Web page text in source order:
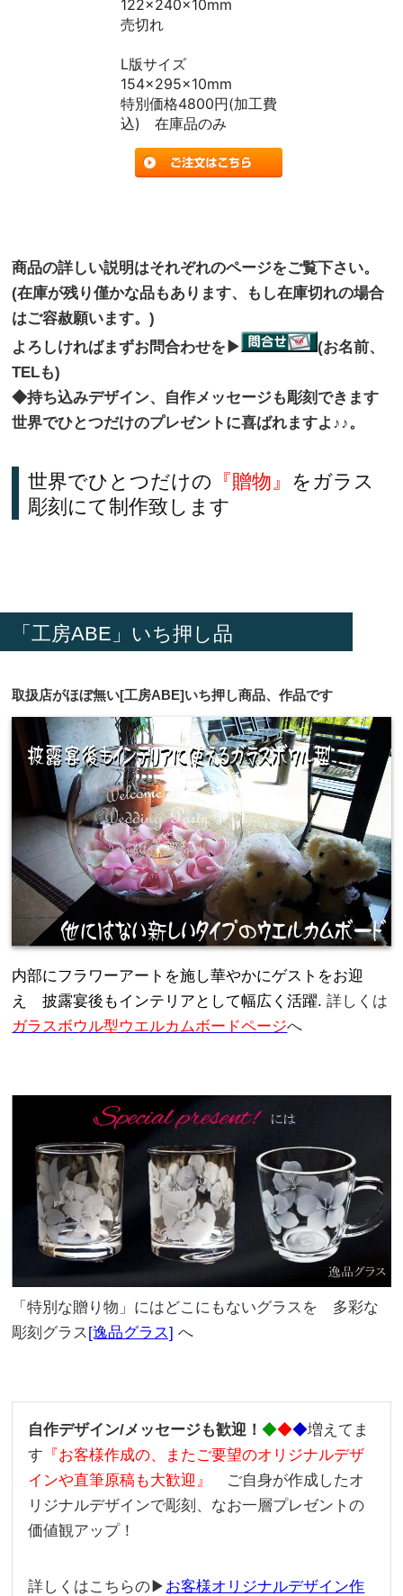
122x240x10mm
売切れ
L版サイズ
154x295x10mm
特別価格4800円(加工費
込) 在庫品のみ
商品の詳しい説明はそれぞれのページをご覧下さい。
(在庫が残り僅かな品もあります、もし在庫切れの場合
はご容赦願います。)
よろしければまずお問合わせを▶
(お名前、
TELも)
◆持ち込みデザイン、自作メッセージも彫刻できます
世界でひとつだけのプレゼント に喜ばれますよ♪♪。
世界でひとつだけの 『贈物』 をガラス
彫刻にて制作致します
「工房ABE」いち押し品
取扱店がほぼ無い[工房ABE]いち押し商品、作品です
内部にフラワーアートを施し華やかにゲストをお迎
え 披露宴後もインテリアとして幅広く活躍. 詳しくは
ガラスボウル型ウエルカムボードページへ
「特別な贈り物」にはどこにもないグラスを 多彩な
彫刻グラス[逸品グラス] へ
自作デザイン/メッセージも歓迎！◆◆◆増えてま
す 『お客様作成の、またご要望のオリジナルデザ
インや直筆原稿も大歓迎』
ご自身が作成したオ
リジナルデザインで彫刻、なお一層プレゼントの
価値観アップ！
詳しくはこちらの▶ お客様オリジナルデザイン作